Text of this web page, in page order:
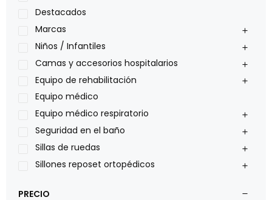
Medical Store
Nidek
Oxiplus
Philips
Pride
Roho
Sillas de ruedas Everest Jennings
Stealth products
Xiehe Medical
Destacados
Marcas
Niños / Infantiles
Camas y accesorios hospitalarios
Equipo de rehabilitación
Equipo médico
Equipo médico respiratorio
Seguridad en el baño
Sillas de ruedas
Sillones reposet ortopédicos
PRECIO